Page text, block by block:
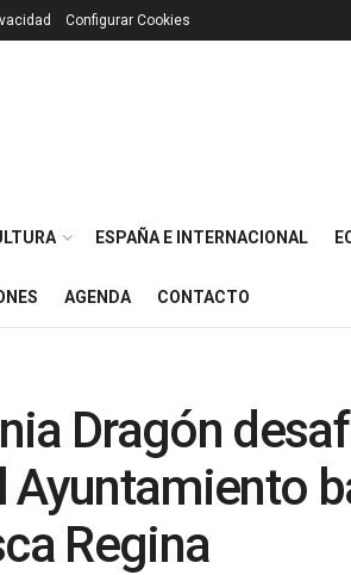
Configurar Cookies
ESPAÑA E INTERNACIONAL
AGENDA CONTACTO
Dragón
Ayuntamiento
Regina